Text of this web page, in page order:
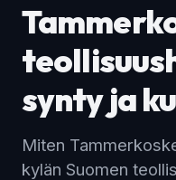
synty ja
Miten
kylän Suomen